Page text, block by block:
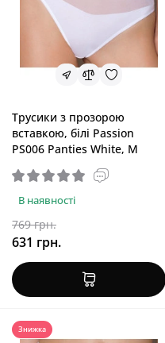
Трусики з прозорою
вставкою, білі Passion
PS006 Panties White, M
В наявності
769 грн.
631 грн.
Знижка